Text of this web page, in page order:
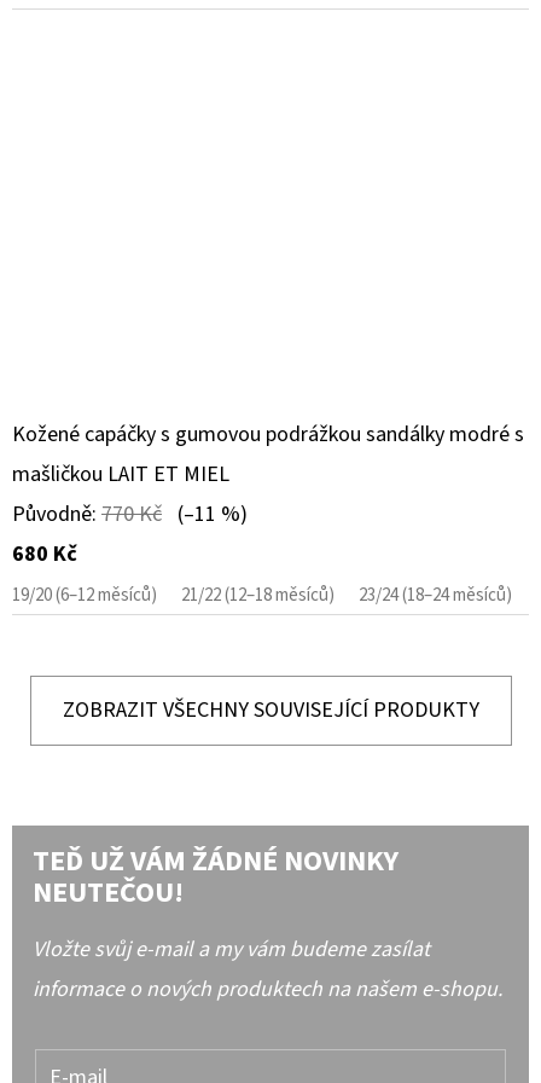
Kožené capáčky s gumovou podrážkou sandálky modré s
mašličkou LAIT ET MIEL
Původně: 770 Kč (–11 %)
680 Kč
19/20 (6–12 měsíců) 21/22 (12–18 měsíců) 23/24 (18–24 měsíců)
ZOBRAZIT VŠECHNY SOUVISEJÍCÍ PRODUKTY
TEĎ UŽ VÁM ŽÁDNÉ NOVINKY
NEUTEČOU!
Vložte svůj e-mail a my vám budeme zasílat
informace o nových produktech na našem e-shopu.